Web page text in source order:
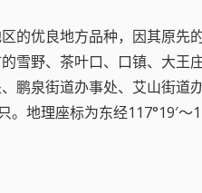
的优良地方品种，因其原先
雪野、茶叶口、口镇、大王
鹏泉街道办事处、艾山街道
地理座标为东经117°19′～